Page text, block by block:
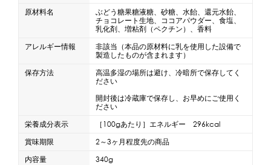
氷旗 のぼり 横幕 風船
ポスター
台湾かき氷「Snow-kiss（スノーキッス）」
原材料名
ぶどう糖果糖液糖、砂糖、水飴、還元水飴、
チョコレート生地、ココアパウダー、食塩、
乳化剤、増粘剤（ペクチン）、香料
アレルギー情報
非該当（本品の原材料に乳を使用した設備で
製造したものが含まれます）
保存方法
高温多湿の場所は避け、冷暗所で保存してく
ださい
開封後は冷蔵庫で保存し、お早めにご使用く
ださい
栄養成分表示
［100gあたり］エネルギー 296kcal
賞味期限
2～3ヶ月程度先の商品
内容量
340g